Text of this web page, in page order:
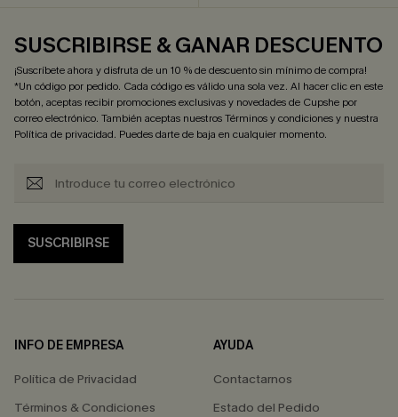
SUSCRIBIRSE & GANAR DESCUENTO
¡Suscríbete ahora y disfruta de un 10 % de descuento sin mínimo de compra!
*Un código por pedido. Cada código es válido una sola vez. Al hacer clic en este
botón, aceptas recibir promociones exclusivas y novedades de Cupshe por
correo electrónico. También aceptas nuestrosTérminos y condicionesy nuestra
Política de privacidad. Puedes darte de baja en cualquier momento.
SUSCRIBIRSE
INFO DE EMPRESA
Política de Privacidad
Términos & Condiciones
AYUDA
Contactarnos
Estado del Pedido